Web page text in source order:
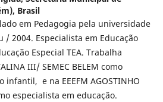
Brasil
em Pedagogia pela universidade
/ 2004. Especialista em Educação
Especial TEA. Trabalha
III/ SEMEC BELEM como
infantil, e na EEEFM AGOSTINHO
especialista em educação.